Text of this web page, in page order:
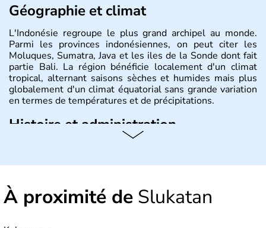
Géographie et climat
L'Indonésie regroupe le plus grand archipel au monde.
Parmi les provinces indonésiennes, on peut citer les
Moluques, Sumatra, Java et les iles de la Sonde dont fait
partie Bali. La région bénéficie localement d'un climat
tropical, alternant saisons sèches et humides mais plus
globalement d'un climat équatorial sans grande variation
en termes de températures et de précipitations.
Histoire et administration
6000 sont habitées. C'est en 1945 que son
200 millions d'habitants, élevés dans le respect des
cultures et le culte du corps, notamment au travers des
À proximité de Slukatan